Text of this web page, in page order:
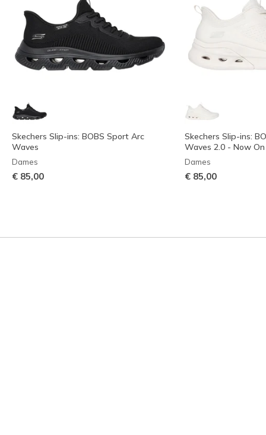
Skechers Slip-ins: BOBS Sport Arc
Waves
Dames
€ 85,00
Skechers Slip-ins:
Waves 2.0 - Now On
Dames
€ 85,00